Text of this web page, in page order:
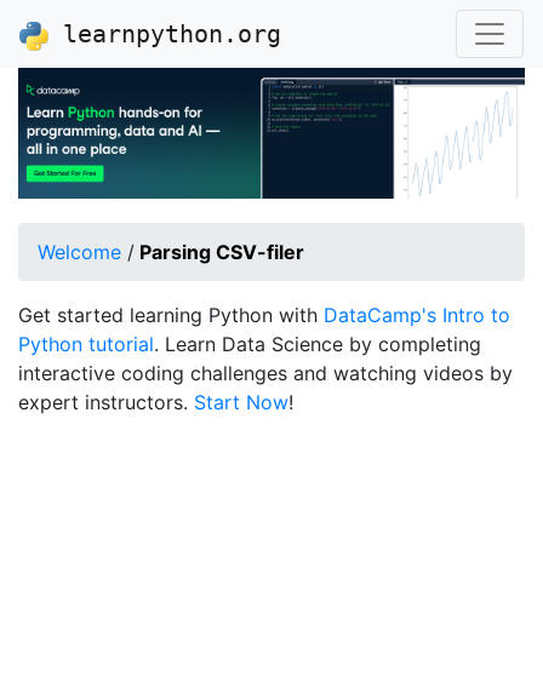
learnpython.org
Welcome / Parsing CSV-filer
Get started learning Python with DataCamp's Intro to
Python tutorial. Learn Data Science by completing
interactive coding challenges and watching videos by
expert instructors. Start Now!